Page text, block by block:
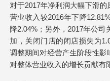
对于2017年净利润大幅下滑
营业收入较2016年下降
降2.04%；另外，2017年公
加，关闭门店的闭店损失为
调整期间对经营产生阶段性
对整体营业收入的增长贡献有